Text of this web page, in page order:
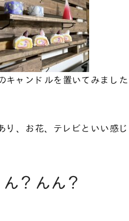
キャンドルを置いてみました
り、お花、テレビといい感
んん？